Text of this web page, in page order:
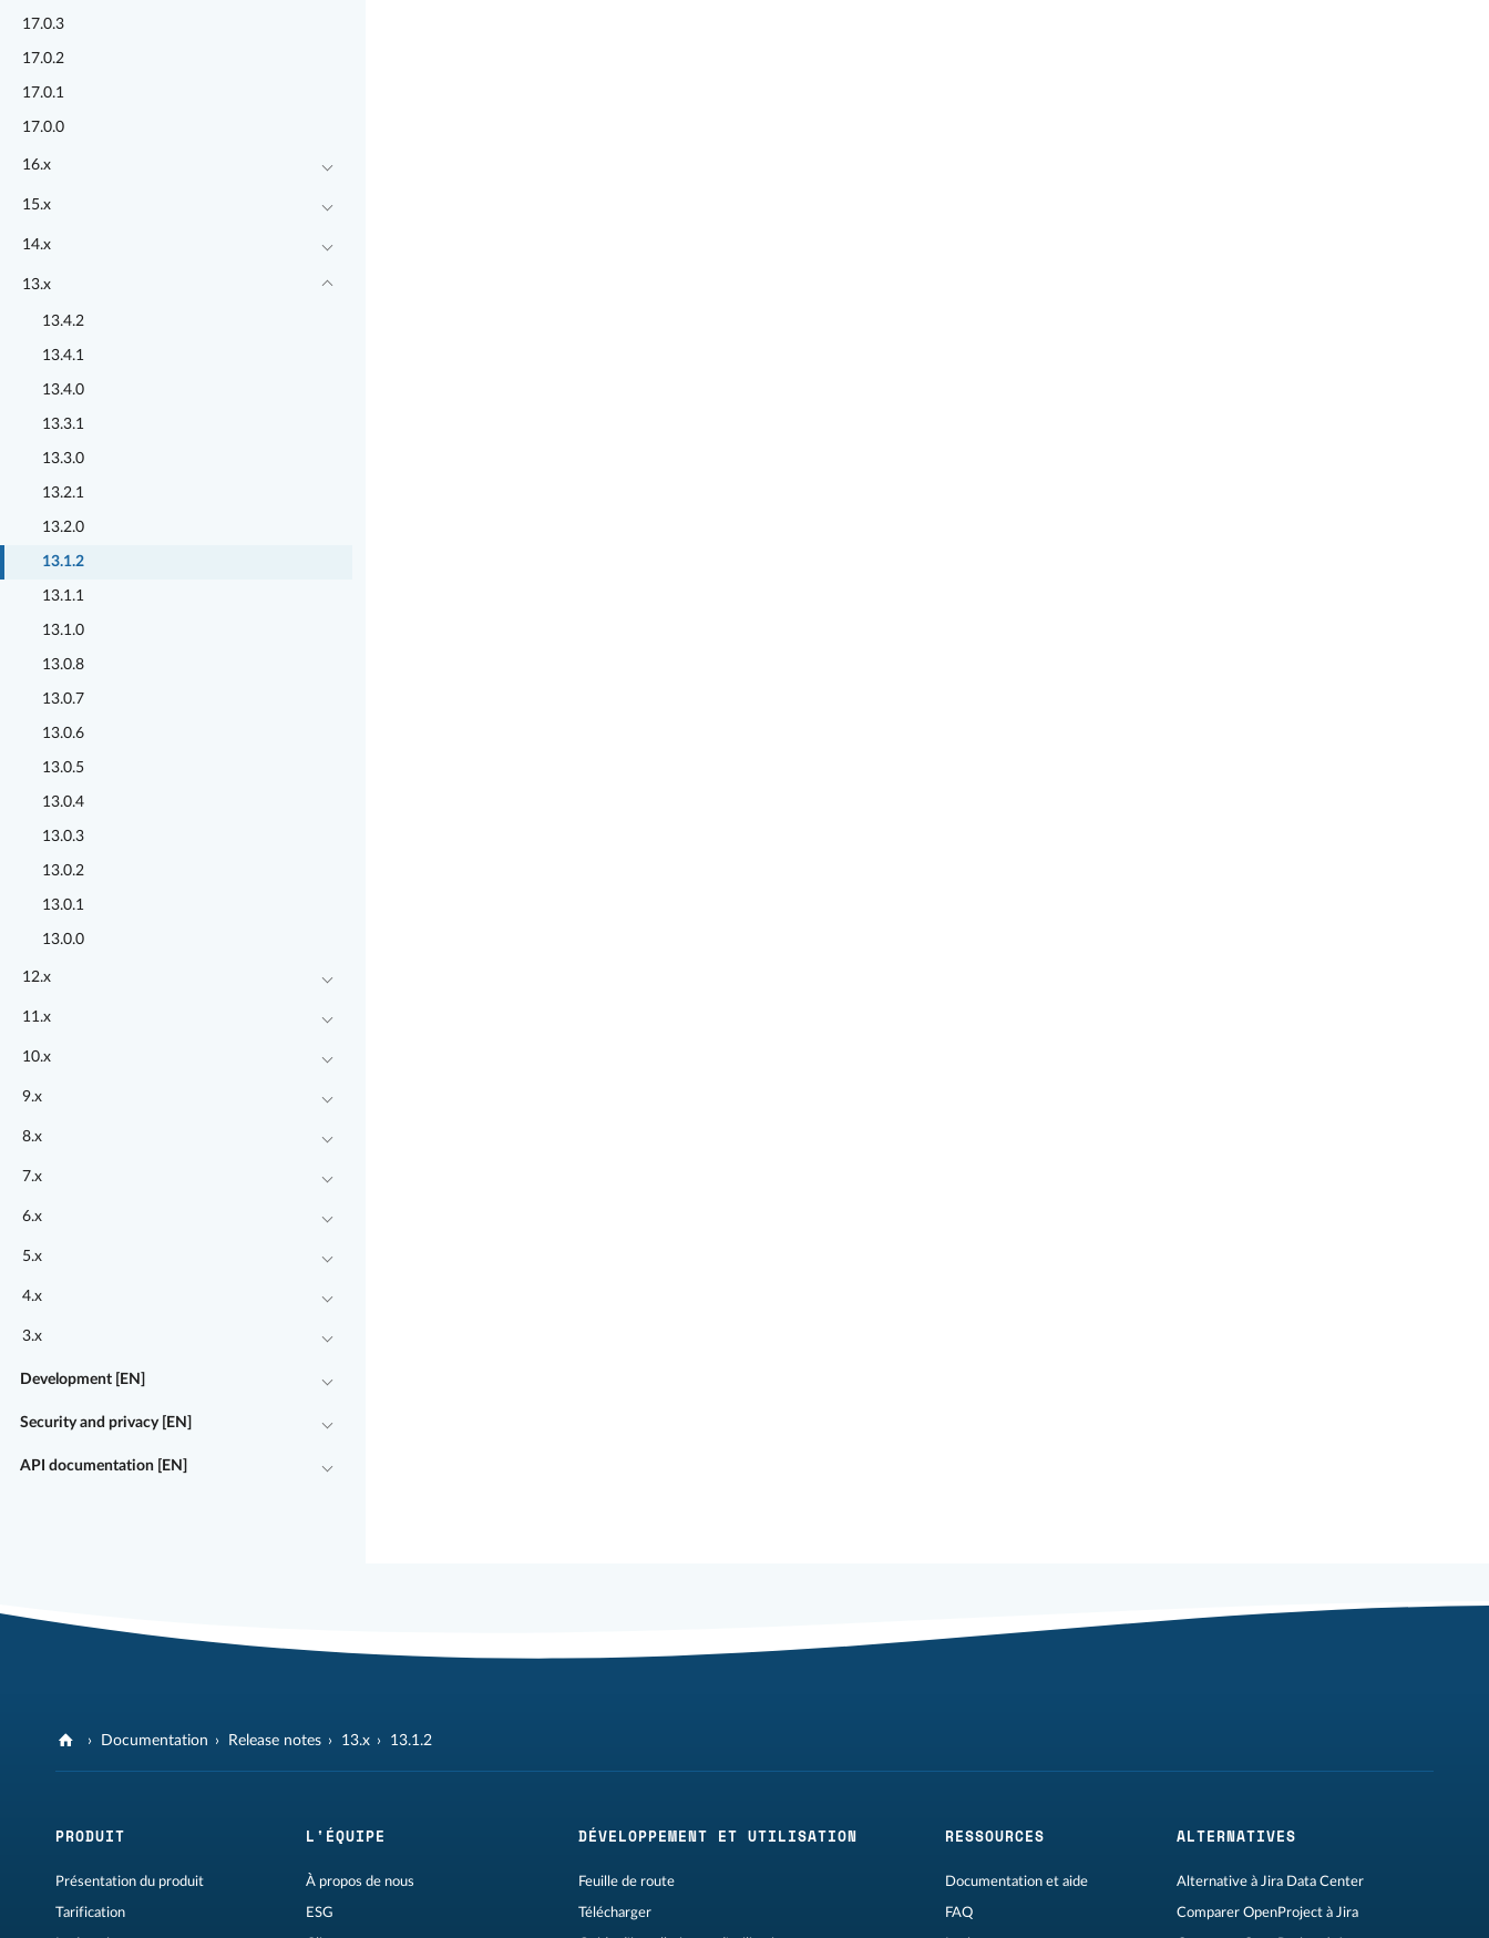
17.0.3
17.0.2
17.0.1
17.0.0
16.x
15.x
14.x
13.x
13.4.2
13.4.1
13.4.0
13.3.1
13.3.0
13.2.1
13.2.0
13.1.2
13.1.1
13.1.0
13.0.8
13.0.7
13.0.6
13.0.5
13.0.4
13.0.3
13.0.2
13.0.1
13.0.0
12.x
11.x
10.x
9.x
8.x
7.x
6.x
5.x
4.x
3.x
Development [EN]
Security and privacy [EN]
API documentation [EN]
Documentation Release notes 13.x 13.1.2
PRODUIT
Présentation du produit
Tarification
L'ÉQUIPE
À propos de nous
ESG
DÉVELOPPEMENT ET UTILISATION
Feuille de route
Télécharger
RESSOURCES
Documentation et aide
FAQ
ALTERNATIVES
Alternative à Jira Data Center
Comparer OpenProject à Jira